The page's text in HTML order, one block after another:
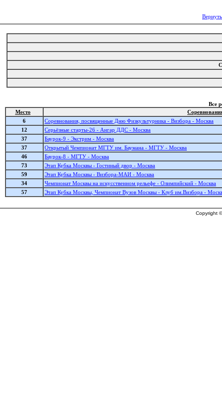
Все
Место
6
Соревнования, посвященные Дню Физкультурника - Визбора - Москва
12
Серьёзные старты-26 - Ангар ДДС - Москва
37
Баурок-9 - Экстрим - Москва
37
Открытый Чемпионат МГТУ им. Баумана - МГТУ - Москва
46
Баурок-8 - МГТУ - Москва
73
Этап Кубка Москвы - Гостиный двор - Москва
59
Этап Кубка Москвы - Визбора-МАИ - Москва
34
Чемпионат Москвы на искусственном рельефе - Олимпийский - Москва
57
Этап Кубка Москвы, Чемпионат Вузов Москвы - Клуб им.Визбора -
Copyright